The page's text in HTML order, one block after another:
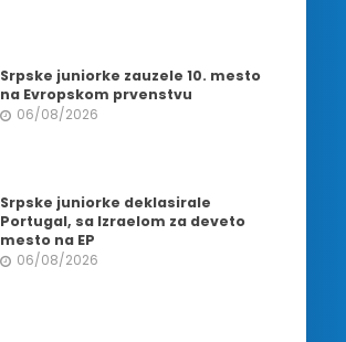
Srpske juniorke zauzele 10. mesto
na Evropskom prvenstvu
06/08/2026
Srpske juniorke deklasirale
Portugal, sa Izraelom za deveto
mesto na EP
06/08/2026